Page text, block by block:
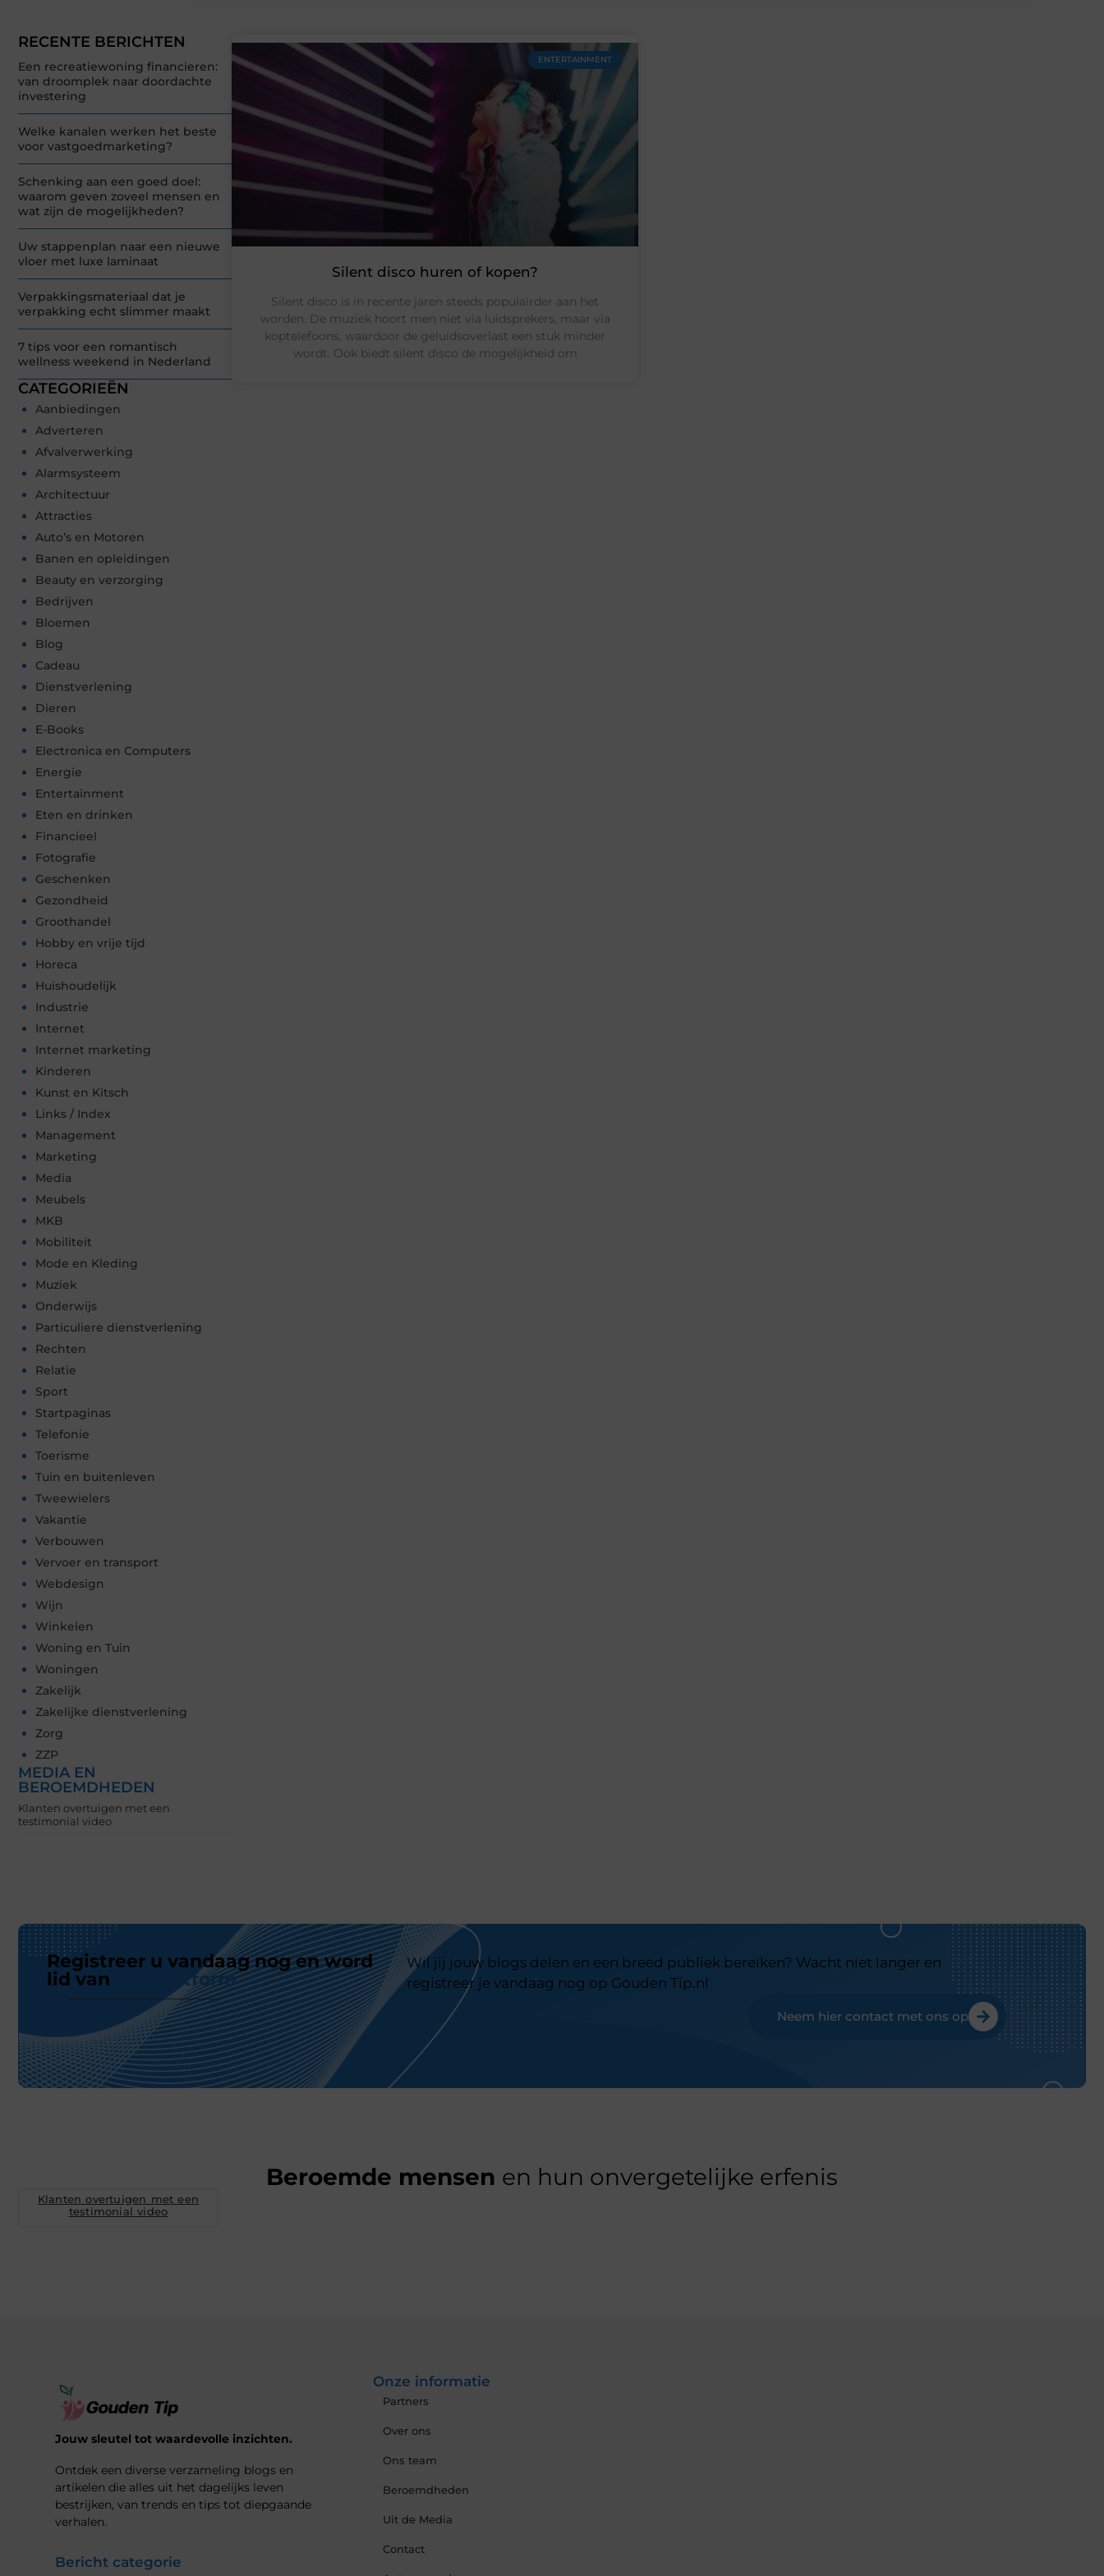
RECENTE BERICHTEN
Een recreatiewoning financieren:
van droomplek naar doordachte
investering
Welke kanalen werken het beste
voor vastgoedmarketing?
Schenking aan een goed doel:
waarom geven zoveel mensen en
wat zijn de mogelijkheden?
Uw stappenplan naar een nieuwe
vloer met luxe laminaat
Verpakkingsmateriaal dat je
verpakking echt slimmer maakt
7 tips voor een romantisch
wellness weekend in Nederland
CATEGORIEËN
Aanbiedingen
Adverteren
Afvalverwerking
Alarmsysteem
Architectuur
Attracties
Auto’s en Motoren
Banen en opleidingen
Beauty en verzorging
Bedrijven
Bloemen
Blog
Cadeau
Dienstverlening
Dieren
E-Books
Electronica en Computers
Energie
Entertainment
Eten en drinken
Financieel
Fotografie
Geschenken
Gezondheid
Groothandel
Hobby en vrije tijd
Horeca
Huishoudelijk
Industrie
Internet
Internet marketing
Kinderen
Kunst en Kitsch
Links / Index
Management
Marketing
Media
Meubels
MKB
Mobiliteit
Mode en Kleding
Muziek
Onderwijs
Particuliere dienstverlening
Rechten
Relatie
Sport
Startpaginas
Telefonie
Toerisme
Tuin en buitenleven
Tweewielers
Vakantie
Verbouwen
Vervoer en transport
Webdesign
Wijn
Winkelen
Woning en Tuin
Woningen
Zakelijk
Zakelijke dienstverlening
Zorg
ZZP
MEDIA EN
BEROEMDHEDEN
Klanten overtuigen met een
testimonial video
ENTERTAINMENT
Silent disco huren of kopen?
Silent disco is in recente jaren steeds populairder aan het
worden. De muziek hoort men niet via luidsprekers, maar via
koptelefoons, waardoor de geluidsoverlast een stuk minder
wordt. Ook biedt silent disco de mogelijkheid om
Registreer u vandaag nog en word
lid van
ons platform
Wil jij jouw blogs delen en een breed publiek bereiken? Wacht niet langer en
registreer je vandaag nog op Gouden Tip.nl
Neem hier contact met ons op
Beroemde mensen en hun onvergetelijke erfenis
Klanten overtuigen met een
testimonial video
Jouw sleutel tot waardevolle inzichten.
Ontdek een diverse verzameling blogs en
artikelen die alles uit het dagelijks leven
bestrijken, van trends en tips tot diepgaande
verhalen.
Bericht categorie
Onze informatie
Partners
Over ons
Ons team
Beroemdheden
Uit de Media
Contact